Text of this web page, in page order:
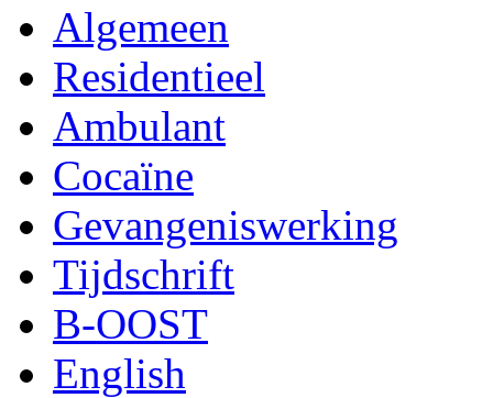
Algemeen
Residentieel
Ambulant
Cocaïne
Gevangeniswerking
Tijdschrift
B-OOST
English